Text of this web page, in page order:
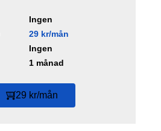
Ingen
29 kr/mån
Ingen
1 månad
29 kr/mån